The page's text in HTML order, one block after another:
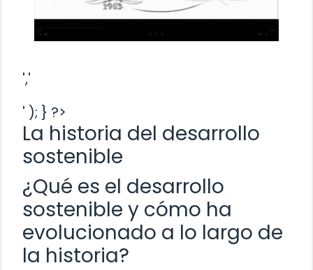
','
' ); } ?>
La historia del desarrollo
sostenible
¿Qué es el desarrollo
sostenible y cómo ha
evolucionado a lo largo de
la historia?